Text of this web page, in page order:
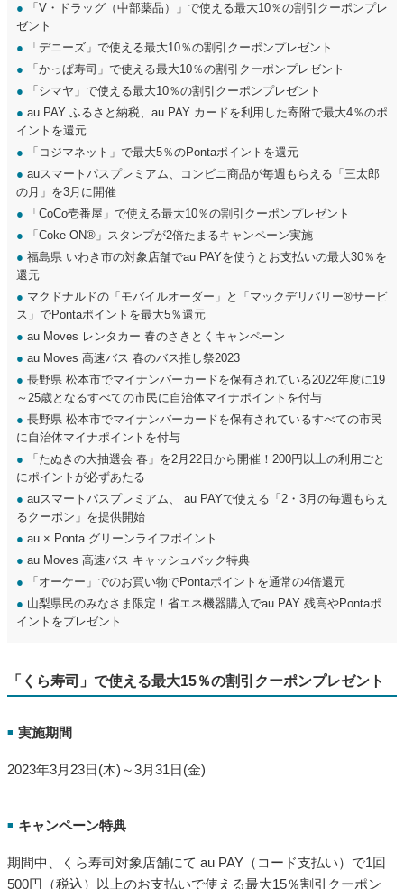
● 「V・ドラッグ（中部薬品）」で使える最大10％の割引クーポンプレ
ゼント
● 「デニーズ」で使える最大10％の割引クーポンプレゼント
● 「かっぱ寿司」で使える最大10％の割引クーポンプレゼント
● 「シマヤ」で使える最大10％の割引クーポンプレゼント
● au PAY ふるさと納税、au PAY カードを利用した寄附で最大4％のポ
イントを還元
● 「コジマネット」で最大5％のPontaポイントを還元
● auスマートパスプレミアム、コンビニ商品が毎週もらえる「三太郎
の月」を3月に開催
● 「CoCo壱番屋」で使える最大10％の割引クーポンプレゼント
● 「Coke ON®」スタンプが2倍たまるキャンペーン実施
● 福島県 いわき市の対象店舗でau PAYを使うとお支払いの最大30％を
還元
● マクドナルドの「モバイルオーダー」と「マックデリバリー®サービ
ス」でPontaポイントを最大5％還元
● au Moves レンタカー 春のさきとくキャンペーン
● au Moves 高速バス 春のバス推し祭2023
● 長野県 松本市でマイナンバーカードを保有されている2022年度に19
～25歳となるすべての市民に自治体マイナポイントを付与
● 長野県 松本市でマイナンバーカードを保有されているすべての市民
に自治体マイナポイントを付与
● 「たぬきの大抽選会 春」を2月22日から開催！200円以上の利用ごと
にポイントが必ずあたる
● auスマートパスプレミアム、 au PAYで使える「2・3月の毎週もらえ
るクーポン」を提供開始
● au × Ponta グリーンライフポイント
● au Moves 高速バス キャッシュバック特典
● 「オーケー」でのお買い物でPontaポイントを通常の4倍還元
● 山梨県民のみなさま限定！省エネ機器購入でau PAY 残高やPontaポ
イントをプレゼント
「くら寿司」で使える最大15％の割引クーポンプレゼント
■ 実施期間
2023年3月23日(木)～3月31日(金)
■ キャンペーン特典
期間中、くら寿司対象店舗にて au PAY（コード支払い）で1回
500円（税込）以上のお支払いで使える最大15％割引クーポン